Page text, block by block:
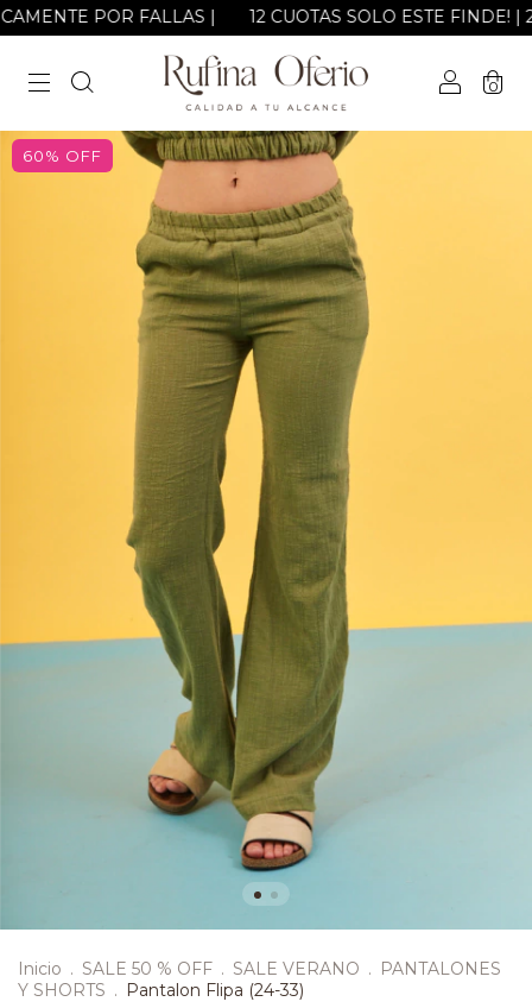
POR FALLAS | 12 CUOTAS SOLO ESTE FINDE! |
0
60% OFF
Inicio . SALE 50 % OFF . SALE VERANO . PANTALONES
Y SHORTS . Pantalon Flipa (24-33)